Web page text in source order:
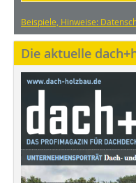
Beispiele, Hinweise:
Die aktuelle